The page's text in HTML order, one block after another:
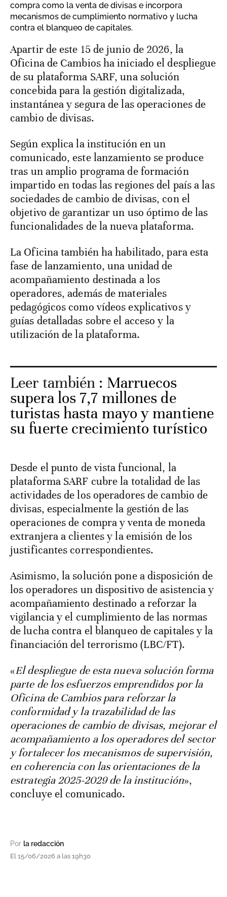
compra como la venta de divisas e incorpora
mecanismos de cumplimiento normativo y lucha
contra el blanqueo de capitales.
A partir de este 15 de junio de 2026, la
Oficina de Cambios ha iniciado el despliegue
de su plataforma SARF, una solución
concebida para la gestión digitalizada,
instantánea y segura de las operaciones de
cambio de divisas.
Según explica la institución en un
comunicado, este lanzamiento se produce
tras un amplio programa de formación
impartido en todas las regiones del país a las
sociedades de cambio de divisas, con el
objetivo de garantizar un uso óptimo de las
funcionalidades de la nueva plataforma.
La Oficina también ha habilitado, para esta
fase de lanzamiento, una unidad de
acompañamiento destinada a los
operadores, además de materiales
pedagógicos como vídeos explicativos y
guías detalladas sobre el acceso y la
utilización de la plataforma.
Leer también : Marruecos
supera los 7,7 millones de
turistas hasta mayo y mantiene
su fuerte crecimiento turístico
Desde el punto de vista funcional, la
plataforma SARF cubre la totalidad de las
actividades de los operadores de cambio de
divisas, especialmente la gestión de las
operaciones de compra y venta de moneda
extranjera a clientes y la emisión de los
justificantes correspondientes.
Asimismo, la solución pone a disposición de
los operadores un dispositivo de asistencia y
acompañamiento destinado a reforzar la
vigilancia y el cumplimiento de las normas
de lucha contra el blanqueo de capitales y la
financiación del terrorismo (LBC/FT).
«El despliegue de esta nueva solución forma
parte de los esfuerzos emprendidos por la
Oficina de Cambios para reforzar la
conformidad y la trazabilidad de las
operaciones de cambio de divisas, mejorar el
acompañamiento a los operadores del sector
y fortalecer los mecanismos de supervisión,
en coherencia con las orientaciones de la
estrategia 2025-2029 de la institución»,
concluye el comunicado.
Por la redacción
El 15/06/2026 a las 19h30